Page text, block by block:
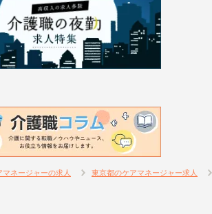
マネージャーの求人 東京都のケアマネージャー求人